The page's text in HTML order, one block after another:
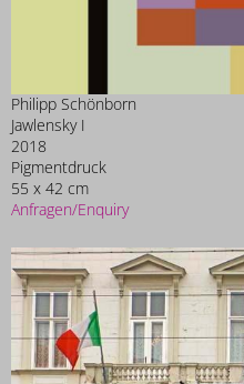
Philipp Schönborn
Jawlensky I
2018
Pigmentdruck
55 x 42 cm
Anfragen/Enquiry